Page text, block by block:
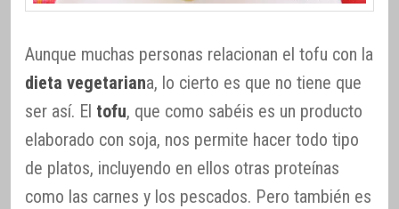
Aunque muchas personas relacionan el tofu con la
dieta vegetariana, lo cierto es que no tiene que
ser así. El tofu, que como sabéis es un producto
elaborado con soja, nos permite hacer todo tipo
de platos, incluyendo en ellos otras proteínas
como las carnes y los pescados. Pero también es